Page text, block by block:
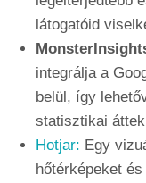
látogatóid
integrálja a
belül, így
statisztikai
Hotjar: Egy
hőtérképeket